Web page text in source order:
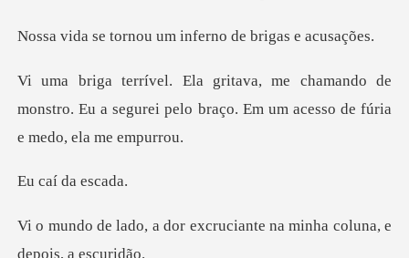
ou um inferno de b
ando de
monstro. Eu a segurei pelo braço. E
í da
excruciante na minha col